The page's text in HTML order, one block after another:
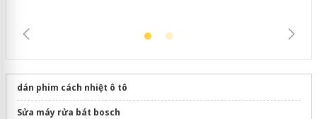
dán phim cách nhiệt ô tô
Sửa máy rửa bát bosch